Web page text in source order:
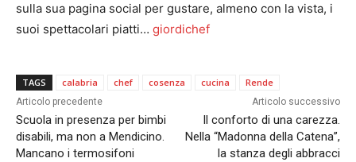
sulla sua pagina social per gustare, almeno con la vista, i
suoi spettacolari piatti… giordichef
TAGS calabria chef cosenza cucina Rende
Articolo precedente
Scuola in presenza per bimbi
disabili, ma non a Mendicino.
Mancano i termosifoni
Articolo successivo
Il conforto di una carezza.
Nella “Madonna della Catena”,
la stanza degli abbracci